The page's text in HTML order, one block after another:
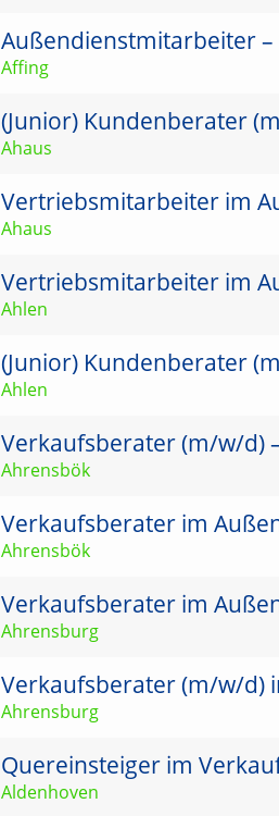
Außendienstmitarbeiter
Affing
(Junior) Kundenberater
Ahaus
Vertriebsmitarbeiter im
Ahaus
Vertriebsmitarbeiter im
Ahlen
(Junior) Kundenberater
Ahlen
Verkaufsberater (m/w/d)
Ahrensbök
Verkaufsberater im
Ahrensbök
Verkaufsberater im
Ahrensburg
Verkaufsberater (m/w/d)
Ahrensburg
Quereinsteiger im
Aldenhoven